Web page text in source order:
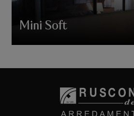
Mini Soft